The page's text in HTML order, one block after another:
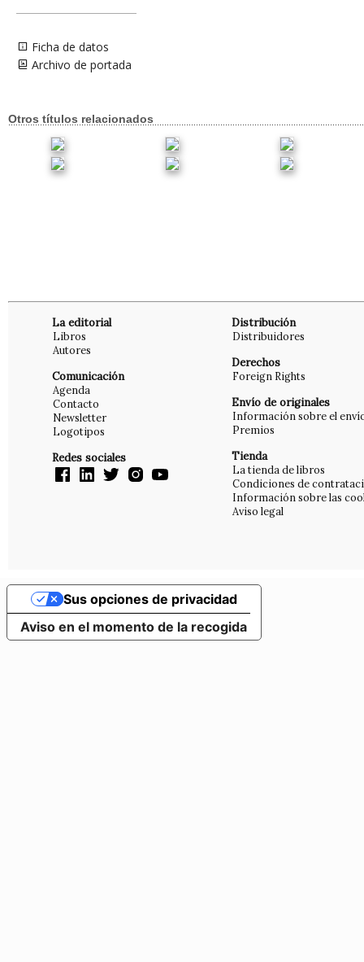
Ficha de datos
Archivo de portada
Otros títulos relacionados
La editorial
Libros
Autores
Comunicación
Agenda
Contacto
Newsletter
Logotipos
Redes sociales
Distribución
Distribuidores
Derechos
Foreign Rights
Envío de originales
Información sobre el
Premios
Tienda
La tienda de libros
Condiciones de
Información sobre las
Aviso legal
Aviso en el momento de la recogida
Sus opciones de privacidad